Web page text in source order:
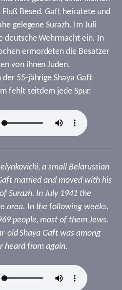
Besed. Gaft heiratete und
gelegene Surazh. Im Juli
deutsche Wehrmacht ein. In
ermordeten die Besatzer
von ihnen Juden.
55-jährige Shaya Gaft
fehlt seitdem jede Spur.
a small Belarussian
married and moved with his
Surazh. In July 1941 the
area. In the following weeks,
people, most of them Jews.
old Shaya Gaft was among
heard from again.